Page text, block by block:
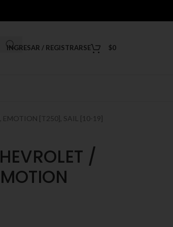
INGRESAR / REGISTRARSE $0
EMOTION [T250], SAIL [10-19]
/